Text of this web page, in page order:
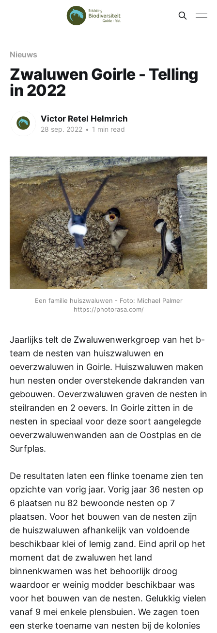
Nieuws
Zwaluwen Goirle - Telling
in 2022
Victor Retel Helmrich
28 sep. 2022 • 1 min read
Een familie huiszwaluwen - Foto: Michael Palmer
https://photorasa.com/
Jaarlijks telt de Zwaluwenwerkgroep van het b-
team de nesten van huiszwaluwen en
oeverzwaluwen in Goirle. Huiszwaluwen maken
hun nesten onder overstekende dakranden van
gebouwen. Oeverzwaluwen graven de nesten in
steilranden en 2 oevers. In Goirle zitten in de
nesten in speciaal voor deze soort aangelegde
oeverzwaluwenwanden aan de Oostplas en de
Surfplas.
De resultaten laten een flinke toename zien ten
opzichte van vorig jaar. Vorig jaar 36 nesten op
6 plaatsen nu 82 bewoonde nesten op 7
plaatsen. Voor het bouwen van de nesten zijn
de huiszwaluwen afhankelijk van voldoende
beschikbaar klei of lemig zand. Eind april op het
moment dat de zwaluwen het land
binnenkwamen was het behoorlijk droog
waardoor er weinig modder beschikbaar was
voor het bouwen van de nesten. Gelukkig vielen
vanaf 9 mei enkele plensbuien. We zagen toen
een sterke toename van nesten bij de kolonies